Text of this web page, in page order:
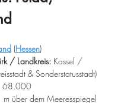
(Hessen)
/ Landkreis: Kassel /
& Sonderstatusstadt)
68.000
über dem Meeresspiegel